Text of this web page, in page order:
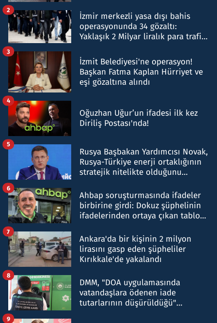
İzmir merkezli yasa dışı bahis
operasyonunda 34 gözaltı:
Yaklaşık 2 Milyar liralık para trafiği
2
İzmit Belediyesi'ne operasyon!
Başkan Fatma Kaplan Hürriyet ve
eşi gözaltına alındı
3
Oğuzhan Uğur’un ifadesi ilk kez
Diriliş Postası'nda!
4
Rusya Başbakan Yardımcısı Novak,
Rusya-Türkiye enerji ortaklığının
stratejik nitelikte olduğunu
5
Ahbap soruşturmasında ifadeler
birbirine girdi: Dokuz şüphelinin
ifadelerinden ortaya çıkan tablo
6
Ankara'da bir kişinin 2 milyon
lirasını gasp eden şüpheliler
Kırıkkale'de yakalandı
7
DMM, "DOA uygulamasında
vatandaşlara ödenen iade
tutarlarının düşürüldüğü"
8
9